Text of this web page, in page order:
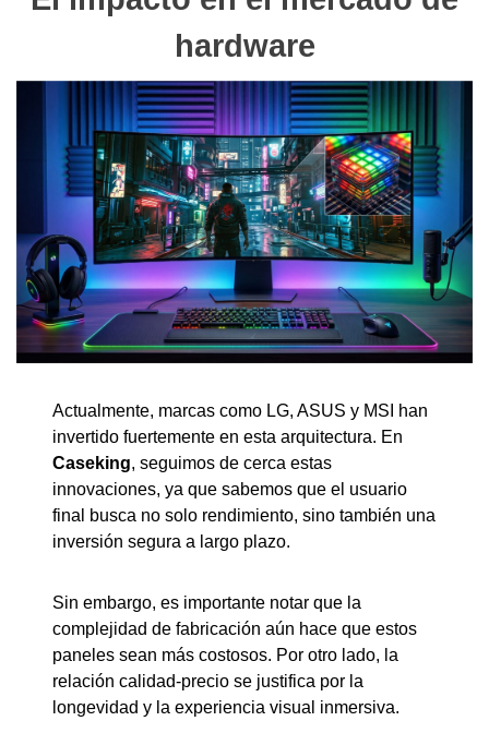
hardware
Actualmente, marcas como LG, ASUS y MSI han
invertido fuertemente en esta arquitectura. En
Caseking, seguimos de cerca estas
innovaciones, ya que sabemos que el usuario
final busca no solo rendimiento, sino también una
inversión segura a largo plazo.
Sin embargo, es importante notar que la
complejidad de fabricación aún hace que estos
paneles sean más costosos. Por otro lado, la
relación calidad-precio se justifica por la
longevidad y la experiencia visual inmersiva.